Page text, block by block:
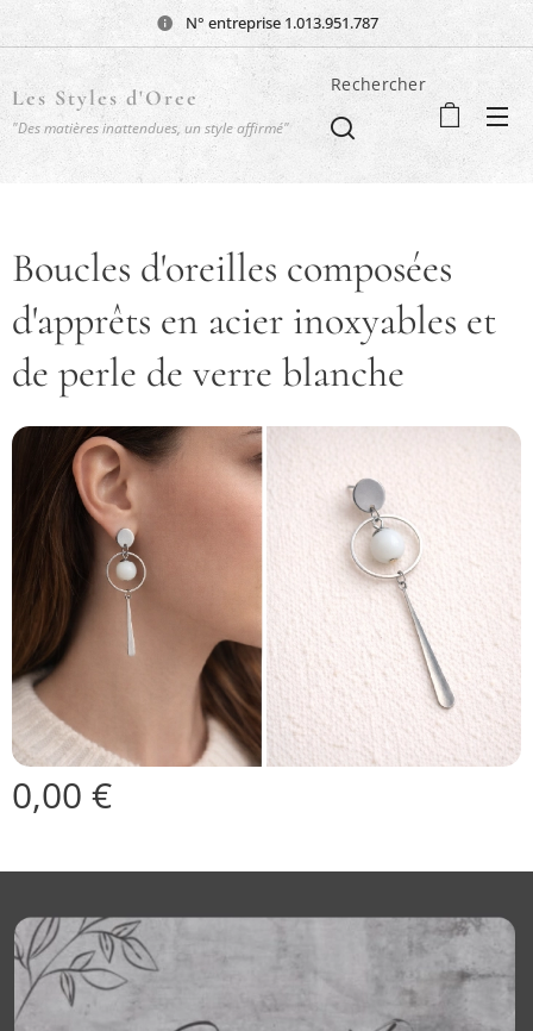
N° entreprise 1.013.951.787
Les Styles d'Oree
"Des matières inattendues, un style affirmé"
Rechercher
Boucles d'oreilles composées
d'apprêts en acier inoxyables et
de perle de verre blanche
0,00 €